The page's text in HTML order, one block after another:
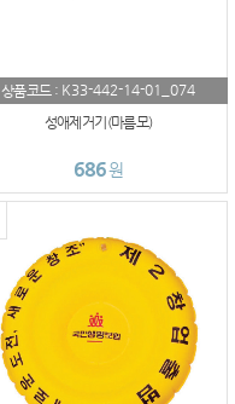
상품코드 : K33-442-14-01_074
성애제거기(마름모)
686원